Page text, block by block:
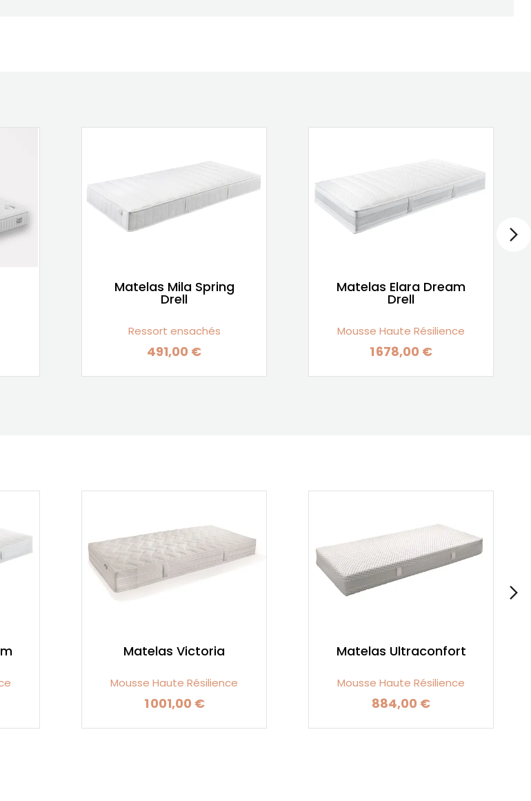
Matelas Mila Spring
Drell
Ressort ensachés
Prix
491,00 €
Matelas Elara Dream
Drell
Mousse Haute Résilience
Prix
1 678,00 €
Matelas Victoria
Mousse Haute Résilience
Prix
1 001,00 €
Matelas Ultraconfort
Mousse Haute Résilience
Prix
884,00 €